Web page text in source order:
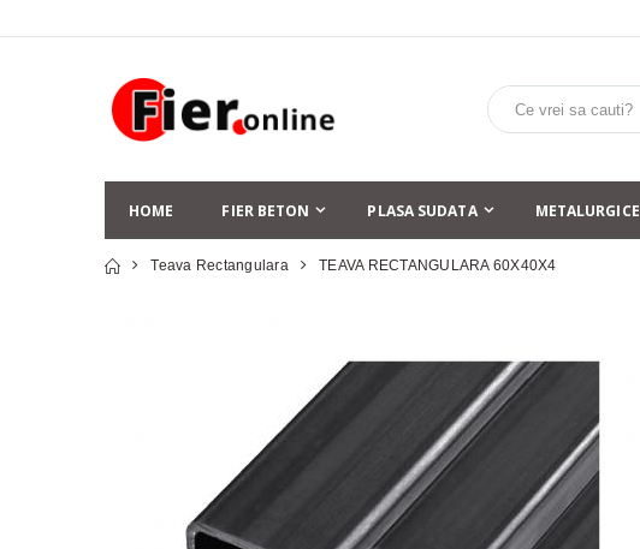
HOME FIER BETON PLASA SUDATA METALURGICE
Teava Rectangulara TEAVA RECTANGULARA 60X40X4